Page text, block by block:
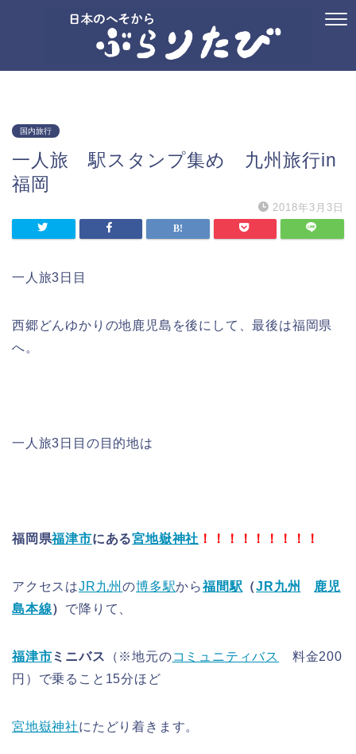
国内旅行
一人旅 駅スタンプ集め 九州旅行in
福岡
2018年3月3日
一人旅3日目
西郷どんゆかりの地鹿児島を後にして、最後は福岡県
へ。
一人旅3日目の目的地は
福岡県福津市にある宮地嶽神社 ！！！！！！！！！
アクセスはJR九州の博多駅から福間駅 （JR九州
鹿児
島本線） で降りて、
福津市ミニバス （※地元のコミュニティバス
料金200
円）で乗ること15分ほど
宮地嶽神社にたどり着きます。